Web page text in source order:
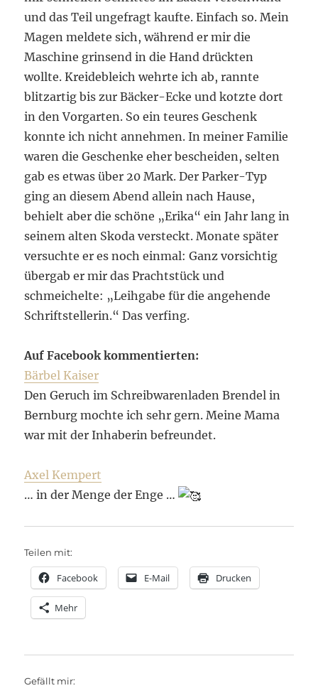
und das Teil ungefragt kaufte. Einfach so. Mein
Magen meldete sich, während er mir die
Maschine grinsend in die Hand drückten
wollte. Kreidebleich wehrte ich ab, rannte
blitzartig bis zur Bäcker-Ecke und kotzte dort
in den Vorgarten. So ein teures Geschenk
konnte ich nicht annehmen. In meiner Familie
waren die Geschenke eher bescheiden, selten
gab es etwas über 20 Mark. Der Parker-Typ
ging an diesem Abend allein nach Hause,
behielt aber die schöne „Erika“ ein Jahr lang in
seinem alten Skoda versteckt. Monate später
versuchte er es noch einmal: Ganz vorsichtig
übergab er mir das Prachtstück und
schmeichelte: „Leihgabe für die angehende
Schriftstellerin.“ Das verfing.
Auf Facebook kommentierten:
Bärbel Kaiser
Den Geruch im Schreibwarenladen Brendel in
Bernburg mochte ich sehr gern. Meine Mama
war mit der Inhaberin befreundet.
Axel Kempert
… in der Menge der Enge …
Teilen mit:
Facebook E-Mail Drucken
Mehr
Gefällt mir: